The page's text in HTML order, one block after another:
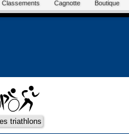
Classements Cagnotte Boutique